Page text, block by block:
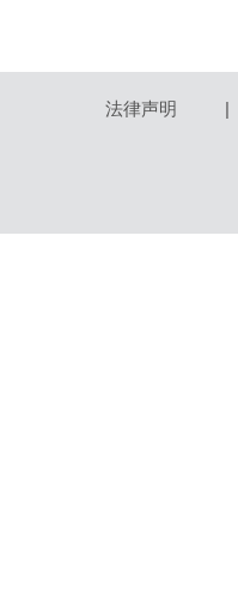
法律声明 |